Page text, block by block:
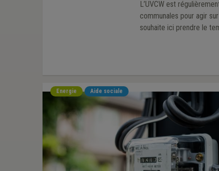
L’UVCW est
communales pour agir sur
souhaite ici prendre le
Energie Aide sociale